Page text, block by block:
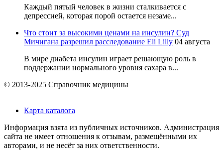
Каждый пятый человек в жизни сталкивается с
депрессией, которая порой остается незаме...
Что стоит за высокими ценами на инсулин? Суд
Мичигана разрешил расследование Eli Lilly 04 августа
В мире диабета инсулин играет решающую роль в
поддержании нормального уровня сахара в...
© 2013-2025 Справочник медицины
Карта каталога
Информация взята из публичных источников. Администрация
сайта не имеет отношения к отзывам, размещёнными их
авторами, и не несёт за них ответственности.